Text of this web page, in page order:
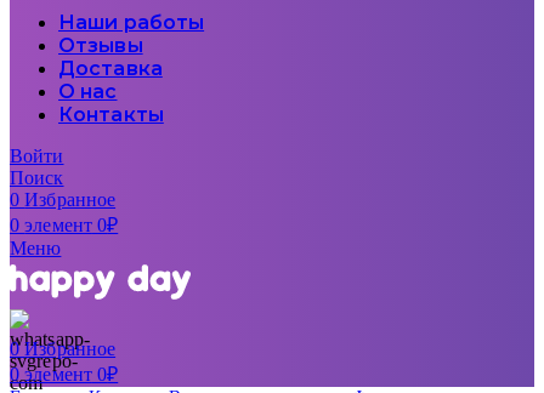
Наши работы
Отзывы
Доставка
О нас
Контакты
Войти
Поиск
0Избранное
0элемент 0₽
Меню
0Избранное
0элемент 0₽